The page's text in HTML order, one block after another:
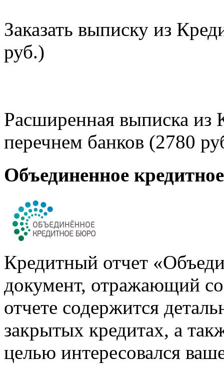
Заказать выписку из
руб.)
Расширенная выписка из
перечнем банков (2780
Объединенное
Кредитный отчет
документ, отражающий
отчете содержится
закрытых кредитах, а
целью интересовался